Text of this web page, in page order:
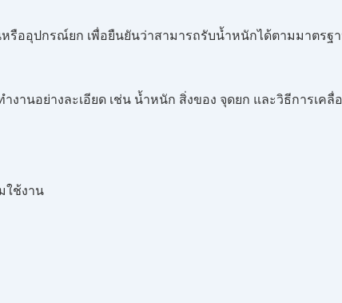
รืออุปกรณ์ยก เพื่อยืนยันว่าสามารถรับน้ำหนักได้ตามมาตรฐ
านอย่างละเอียด เช่น น้ำหนัก สิ่งของ จุดยก และวิธีการเค
ใช้งาน